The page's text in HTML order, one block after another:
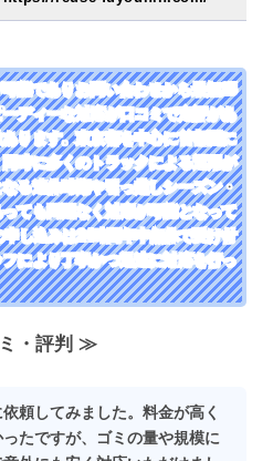
能でありお問い合わせから最短25
ディーな対応が口コミで定評があ
ります。東京都を中心に首都圏に
時に多くのトラックによる運用が
る連休時期や引っ越しシーズン・
ても問題なく対応が可能となって
し込みは24時間年中無休で受け付
により丁寧かつ迅速に対応を行っ
・評判 ≫
頼してみました。料金が高く
たですが、ゴミの量や規模に